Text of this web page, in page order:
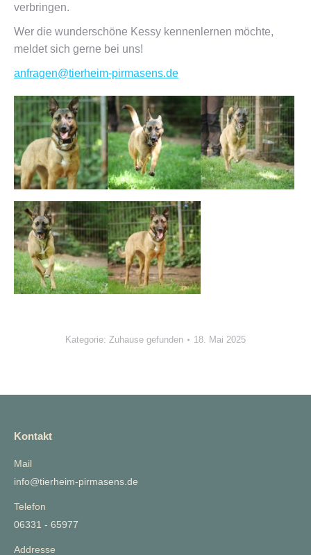
verbringen.
Wer die wunderschöne Kessy kennenlernen möchte,
meldet sich gerne bei uns!
anfragen@tierheim-pirmasens.de
Kategorie: Zuhause gefunden 18. Mai 2025
Kontakt
Mail
info@tierheim-pirmasens.de
Telefon
06331 - 65977
Addresse